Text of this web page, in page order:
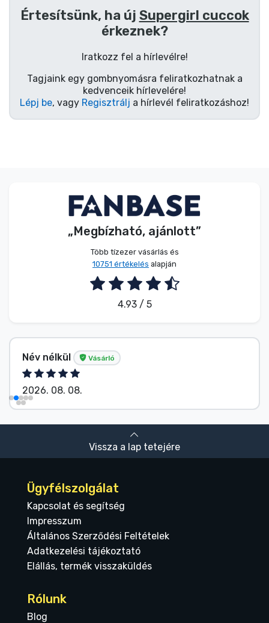
Értesítsünk, ha új Supergirl cuccok
érkeznek?
Iratkozz fel a hírlevélre!
Tagjaink egy gombnyomásra feliratkozhatnak a
kedvenceik hírlevelére!
Lépj be, vagy Regisztrálj a hírlevél feliratkozáshoz!
„Megbízható, ajánlott”
Több tízezer vásárlás és
10751 értékelés alapján
4.93 / 5
Név nélkül Vásárló
2026. 08. 08.
Vissza a lap tetejére
Ügyfélszolgálat
Kapcsolat és segítség
Impresszum
Általános Szerződési Feltételek
Adatkezelési tájékoztató
Elállás, termék visszaküldés
Rólunk
Blog
Zenés cuccok
Terméktípusok
Márkák